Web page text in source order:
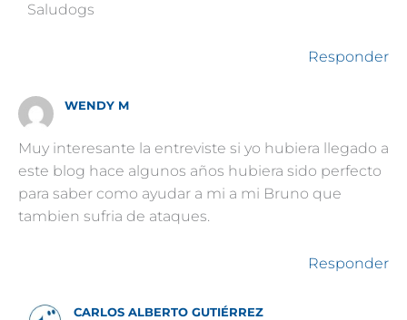
Saludogs
Responder
WENDY M
Muy interesante la entreviste si yo hubiera llegado a
este blog hace algunos años hubiera sido perfecto
para saber como ayudar a mi a mi Bruno que
tambien sufria de ataques.
Responder
CARLOS ALBERTO GUTIÉRREZ